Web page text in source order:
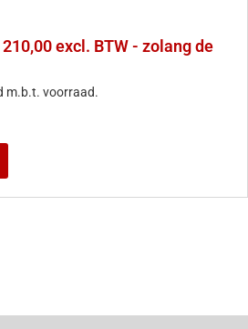
excl. BTW - zolang de
m.b.t. voorraad.